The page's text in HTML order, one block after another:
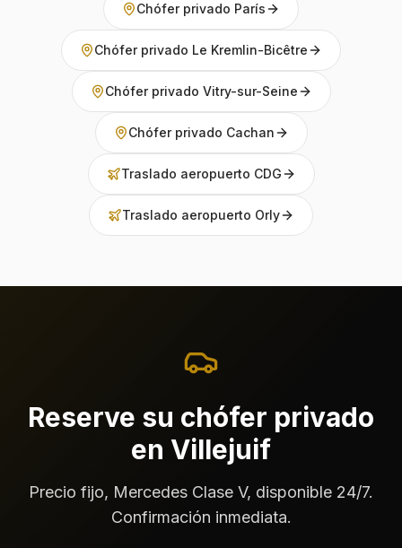
Chófer privado París
Chófer privado Le Kremlin-Bicêtre
Chófer privado Vitry-sur-Seine
Chófer privado Cachan
Traslado aeropuerto CDG
Traslado aeropuerto Orly
Reserve su chófer privado
en Villejuif
Precio fijo, Mercedes Clase V, disponible 24/7.
Confirmación inmediata.